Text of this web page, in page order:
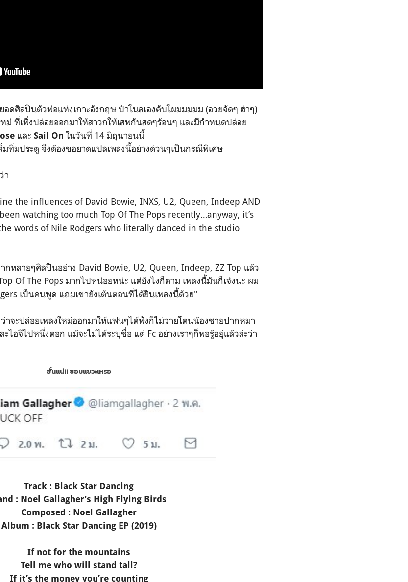
อดศิลปินตัวพ่อแห่งเกาะอังกฤษ ป๋าโนลเองคับโผมมมมม (อวยจัดๆ ฮ่าๆ)
ม่ ที่เพิ่งปล่อยออกมาให้สาวกให้เสพกันสดๆร้อนๆ และมีกำหนดปล่อย
และ Sail On ในวันที่ 14 มิถุนายนนี้
มทิ่มประตู จึงต้องขอยาดแปลเพลงนี้อย่างด่วนๆเป็นกรณีพิเศษ
า
influences of David Bowie, INXS, U2, Queen, Indeep AND
watching too much Top Of The Pops recently…anyway, it’s
words of Nile Rodgers who literally danced in the studio
หลายๆศิลปินอย่าง David Bowie, U2, Queen, Indeep, ZZ Top แล้ว
Of The Pops มากไปหน่อยหน่ะ แต่ยังไงก็ตาม เพลงนี้มันก็เจ๋งน่ะ ผม
เป็นคนพูด แถมเขายังเต้นตอนที่ได้ยินเพลงนี้ด้วย"
ล่อยเพลงใหม่ออกมาให้แฟนๆได้ฟังก็ไม่วายโดนน้องชายปากหมา
ไอจีไปหนึ่งดอก แม้จะไม่ได้ระบุชื่อ แต่ Fc อย่างเราๆก็พอรู้อยุ่แล้วล่ะว่า
ฮั่นแน่!! ชอบแขวะเหรอ
Track : Black Star Dancing
: Noel Gallagher’s High Flying Birds
Composed : Noel Gallagher
Album : Black Star Dancing EP (2019)
If not for the mountains
Tell me who will stand tall?
If it’s the money you’re counting